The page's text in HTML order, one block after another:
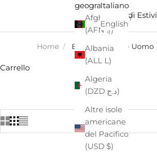
Saldi Estivi
geografica
Afghanistan
(AFN ؋)
Albania
(ALL L)
Algeria
(DZD د.ج)
Altre isole
americane
del Pacifico
(USD $)
Italiano
English
Home / BIRKENSTOCK - Uomo
Carrello